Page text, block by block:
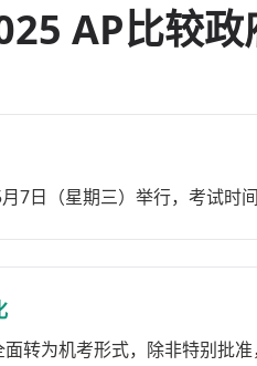
AP比较
7日（星期三）举行，考试时
转为机考形式，除非特别批